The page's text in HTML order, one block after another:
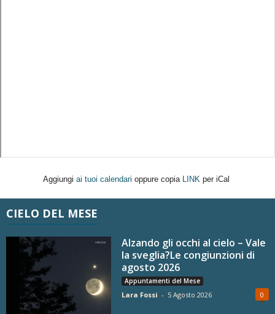
Aggiungi ai tuoi calendari oppure copia LINK per iCal
CIELO DEL MESE
Alzando gli occhi al cielo – Vale
la sveglia?Le congiunzioni di
agosto 2026
Appuntamenti del Mese
Lara Fossi - 5 Agosto 2026 0